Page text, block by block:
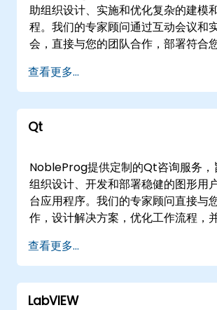
助组织设计、实施和优化复杂的建模
程。我们的专家顾问通过互动会议和
会，直接与您的团队合作，部署符合
程咨询或线下咨询。远程咨询通过安
桌面环境进行，允许实时协作，不受
下咨询可在的客户设施或我们位于的
中心进行。 NobleProg -- 您的本地咨
查看更多...
Qt
NobleProg提供定制的Qt咨询服务，
组织设计、开发和部署稳健的图形用
台应用程序。我们的专家顾问直接与
作，设计解决方案，优化工作流程，
远程咨询，或提供现场咨询服务。我
可在客户所在地或我们专用的公司设
NobleProg——您的本地咨询合作伙
查看更多...
LabVIEW